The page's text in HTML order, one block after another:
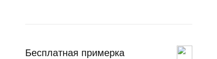
Бесплатная примерка